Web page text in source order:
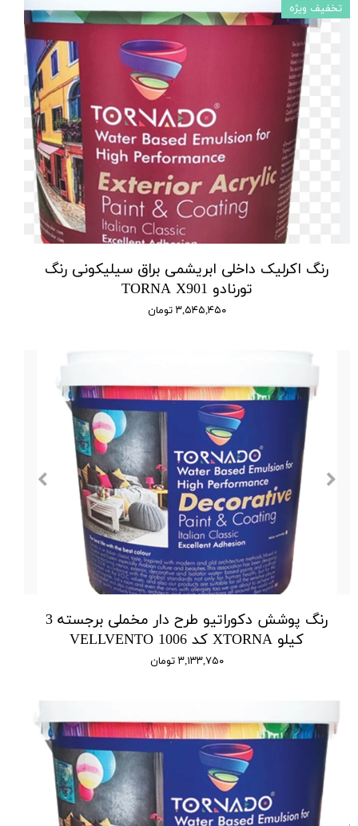
رنگ اکرلیک داخلی ابریشمی براق سیلیکونی رنگ
تورنادو TORNA X901
۳,۵۴۵,۴۵۰ تومان
تخفیف ویژه
رنگ پوشش دکوراتیو طرح دار مخملی برجسته 3
کیلو XTORNA کد 1006 VELLVENTO
۳,۱۳۳,۷۵۰ تومان